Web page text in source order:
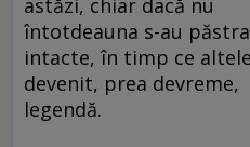
astăzi, chiar dacă nu
întotdeauna s-au
intacte, în timp ce
devenit, prea devreme,
legendă.